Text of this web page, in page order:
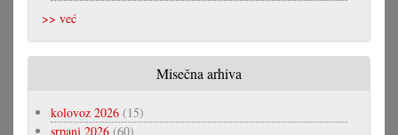
>> već
Misečna arhiva
kolovoz 2026 (15)
srpanj 2026 (60)